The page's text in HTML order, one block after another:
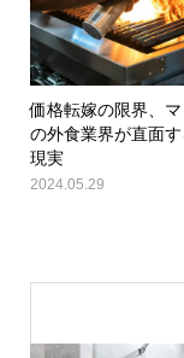
価格転嫁の限界、
の外食業界が直面
現実
2024.05.29